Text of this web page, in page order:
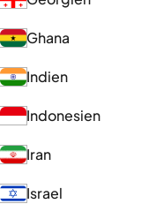
Ghana
Indien
Indonesien
Iran
Israel